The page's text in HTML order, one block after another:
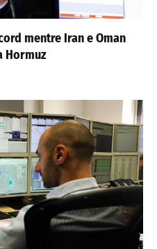
mentre Iran e Oman
Hormuz